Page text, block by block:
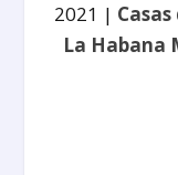
2021 |
La Habana